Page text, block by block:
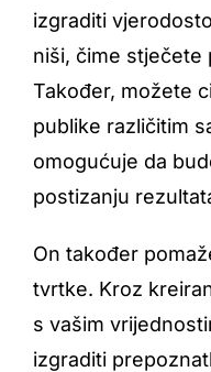
izgraditi
niši, čime stječete
Također, možete
publike različitim
omogućuje da
postizanju
On također
tvrtke. Kroz
s vašim
izgraditi